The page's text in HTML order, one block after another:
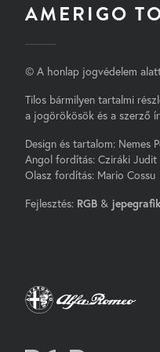
AMERIGO
© A honlap jogvédelem
Tilos bármilyen tartalmi
a jogörökösök és a szerző
Design és tartalom: Nemes
Angol fordítás: Cziráki Judit
Olasz fordítás: Mario Cossu
Fejlesztés: RGB & jepegrafik